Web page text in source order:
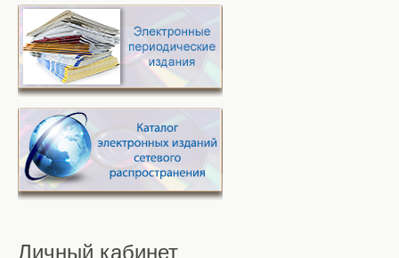
Личный кабинет